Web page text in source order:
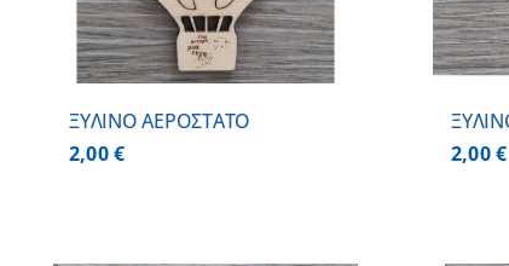
ΞΥΛΙΝΟ ΑΕΡΟΣΤΑΤΟ
2,00€
2,00€